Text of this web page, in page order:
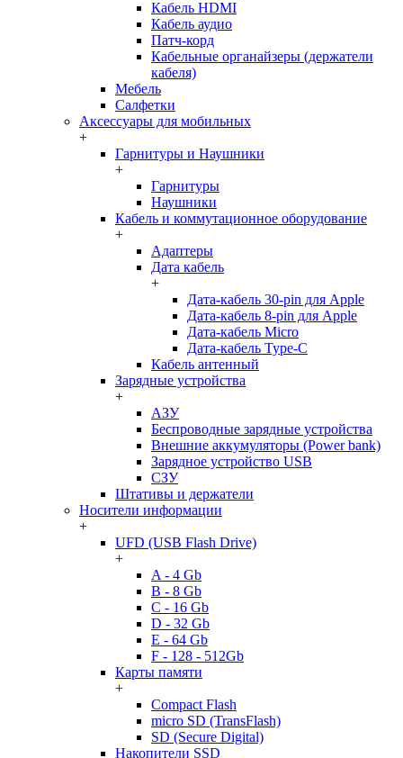
Кабель HDMI
Кабель аудио
Патч-корд
Кабельные органайзеры (держатели
кабеля)
Мебель
Салфетки
Аксессуары для мобильных
+
Гарнитуры и Наушники
+
Гарнитуры
Наушники
Кабель и коммутационное оборудование
+
Адаптеры
Дата кабель
+
Дата-кабель 30-pin для Apple
Дата-кабель 8-pin для Apple
Дата-кабель Micro
Дата-кабель Type-C
Кабель антенный
Зарядные устройства
+
АЗУ
Беспроводные зарядные устройства
Внешние аккумуляторы (Power bank)
Зарядное устройство USB
СЗУ
Штативы и держатели
Носители информации
+
UFD (USB Flash Drive)
+
A - 4 Gb
B - 8 Gb
C - 16 Gb
D - 32 Gb
E - 64 Gb
F - 128 - 512Gb
Карты памяти
+
Compact Flash
micro SD (TransFlash)
SD (Secure Digital)
Накопители SSD